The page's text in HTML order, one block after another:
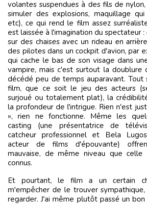
volantes suspendues à des fils de
simuler des explosions, maquillage
etc), ce qui rend le film assez
est laissée à l'imagination du spectateur :
sur des chaises avec un rideau en
des pilotes dans un cockpit d'avion, par
qui cache le bas de son visage dans
vampire, mais c'est surtout la doublure
décédé peu de temps auparavant. Tout
film, que ce soit le jeu des acteurs
surjoué ou totalement plat), la
la profondeur de l'intrigue. Rien n'est
», rien ne fonctionne. Même les
casting (une présentatrice de
catcheur professionnel et Bela
acteur de films d'épouvante)
mauvaise, de même niveau que celle
connus.
Et pourtant, le film a un certain charme. Je n'ai pu
m'empêcher de le trouver
regarder. J'ai même plutôt passé un